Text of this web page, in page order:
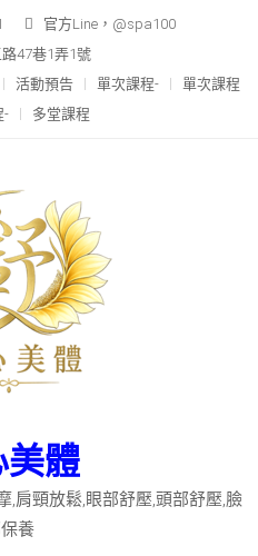
官方Line，@spa100
47巷1弄1號
活動預告 單次課程-
單次課程
-
多堂課程
美體
,肩頸放鬆,眼部舒壓,頭部舒壓,臉
養